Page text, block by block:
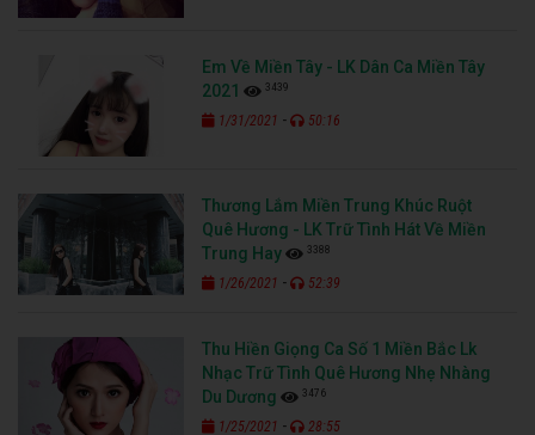
Em Về Miền Tây - LK Dân Ca Miền Tây
2021
3439
1/31/2021 - 50:16
Thương Lắm Miền Trung Khúc Ruột
Quê Hương - LK Trữ Tình Hát Về Miền
Trung Hay
3388
1/26/2021 - 52:39
Thu Hiền Giọng Ca Số 1 Miền Bắc Lk
Nhạc Trữ Tình Quê Hương Nhẹ Nhàng
Du Dương
3476
1/25/2021 - 28:55